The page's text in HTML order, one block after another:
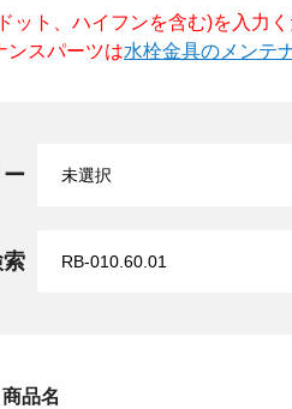
ト、ハイフンを含む)を入力
ンスパーツは水栓金具のメンテ
商品名